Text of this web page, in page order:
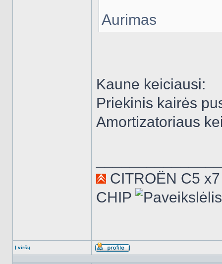
Aurimas
Kaune keiciausi:
Priekinis kairės
Amortizatoriaus
CITROËN C5
CHIP
Į viršų
Aprašymas